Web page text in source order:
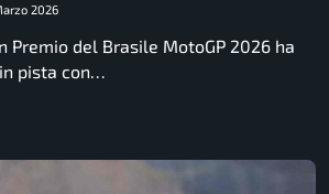
2026
Premio del Brasile MotoGP 2026 ha
pista con…